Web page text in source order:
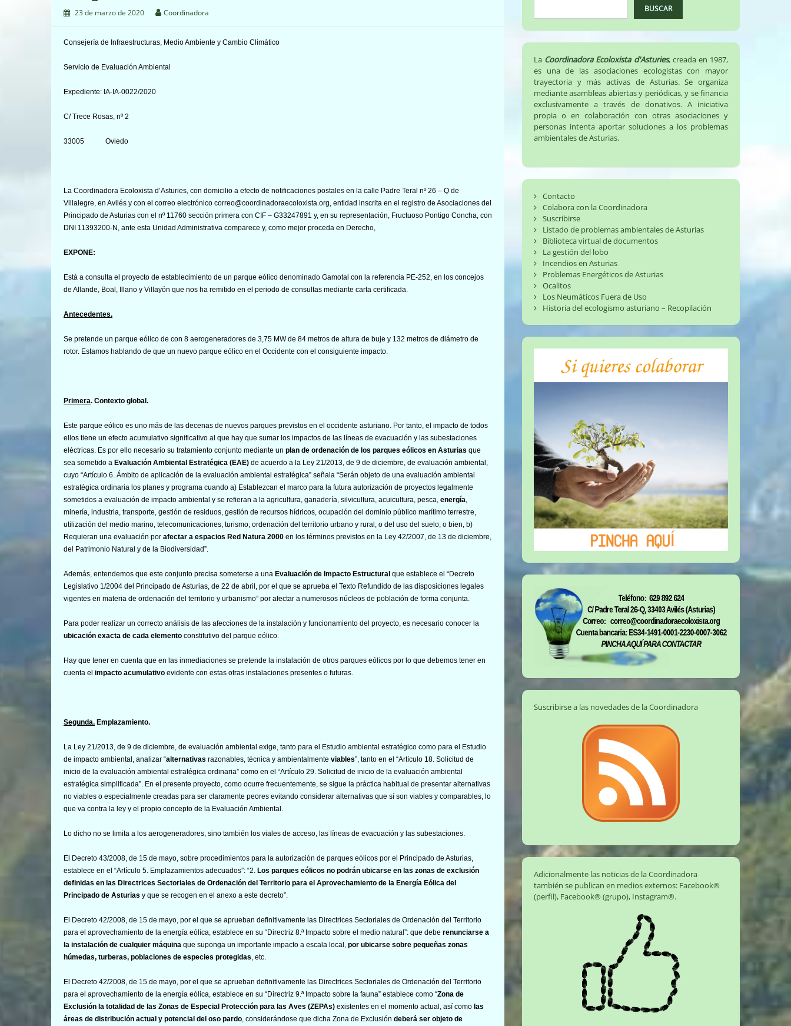
23 de marzo de 2020 Coordinadora
Consejería de Infraestructuras, Medio Ambiente y Cambio Climático
Servicio de Evaluación Ambiental
Expediente: IA-IA-0022/2020
C/ Trece Rosas, nº 2
33005 Oviedo
La Coordinadora Ecoloxista d’Asturies, con domicilio a efecto de notificaciones postales en la calle Padre Teral nº 26 – Q de
Villalegre, en Avilés y con el correo electrónico correo@coordinadoraecoloxista.org, entidad inscrita en el registro de Asociaciones del
Principado de Asturias con el nº 11760 sección primera con CIF – G33247891 y, en su representación, Fructuoso Pontigo Concha, con
DNI 11393200-N, ante esta Unidad Administrativa comparece y, como mejor proceda en Derecho,
EXPONE:
Está a consulta el proyecto de establecimiento de un parque eólico denominado Gamotal con la referencia PE-252, en los concejos
de Allande, Boal, Illano y Villayón que nos ha remitido en el periodo de consultas mediante carta certificada.
Antecedentes.
Se pretende un parque eólico de con 8 aerogeneradores de 3,75 MW de 84 metros de altura de buje y 132 metros de diámetro de
rotor. Estamos hablando de que un nuevo parque eólico en el Occidente con el consiguiente impacto.
Primera. Contexto global.
Este parque eólico es uno más de las decenas de nuevos parques previstos en el occidente asturiano. Por tanto, el impacto de todos
ellos tiene un efecto acumulativo significativo al que hay que sumar los impactos de las líneas de evacuación y las subestaciones
eléctricas. Es por ello necesario su tratamiento conjunto mediante un plan de ordenación de los parques eólicos en Asturias que
sea sometido a Evaluación Ambiental Estratégica (EAE) de acuerdo a la Ley 21/2013, de 9 de diciembre, de evaluación ambiental,
cuyo “Artículo 6. Ámbito de aplicación de la evaluación ambiental estratégica” señala “Serán objeto de una evaluación ambiental
estratégica ordinaria los planes y programa cuando a) Establezcan el marco para la futura autorización de proyectos legalmente
sometidos a evaluación de impacto ambiental y se refieran a la agricultura, ganadería, silvicultura, acuicultura, pesca, energía,
minería, industria, transporte, gestión de residuos, gestión de recursos hídricos, ocupación del dominio público marítimo terrestre,
utilización del medio marino, telecomunicaciones, turismo, ordenación del territorio urbano y rural, o del uso del suelo; o bien, b)
Requieran una evaluación por afectar a espacios Red Natura 2000 en los términos previstos en la Ley 42/2007, de 13 de diciembre,
del Patrimonio Natural y de la Biodiversidad”.
Además, entendemos que este conjunto precisa someterse a una Evaluación de Impacto Estructural que establece el “Decreto
Legislativo 1/2004 del Principado de Asturias, de 22 de abril, por el que se aprueba el Texto Refundido de las disposiciones legales
vigentes en materia de ordenación del territorio y urbanismo” por afectar a numerosos núcleos de población de forma conjunta.
Para poder realizar un correcto análisis de las afecciones de la instalación y funcionamiento del proyecto, es necesario conocer la
ubicación exacta de cada elemento constitutivo del parque eólico.
Hay que tener en cuenta que en las inmediaciones se pretende la instalación de otros parques eólicos por lo que debemos tener en
cuenta el impacto acumulativo evidente con estas otras instalaciones presentes o futuras.
Segunda. Emplazamiento.
La Ley 21/2013, de 9 de diciembre, de evaluación ambiental exige, tanto para el Estudio ambiental estratégico como para el Estudio
de impacto ambiental, analizar “alternativas razonables, técnica y ambientalmente viables”, tanto en el “Artículo 18. Solicitud de
inicio de la evaluación ambiental estratégica ordinaria” como en el “Artículo 29. Solicitud de inicio de la evaluación ambiental
estratégica simplificada”. En el presente proyecto, como ocurre frecuentemente, se sigue la práctica habitual de presentar alternativas
no viables o especialmente creadas para ser claramente peores evitando considerar alternativas que sí son viables y comparables, lo
que va contra la ley y el propio concepto de la Evaluación Ambiental.
Lo dicho no se limita a los aerogeneradores, sino también los viales de acceso, las líneas de evacuación y las subestaciones.
El Decreto 43/2008, de 15 de mayo, sobre procedimientos para la autorización de parques eólicos por el Principado de Asturias,
establece en el “Artículo 5. Emplazamientos adecuados”: “2. Los parques eólicos no podrán ubicarse en las zonas de exclusión
definidas en las Directrices Sectoriales de Ordenación del Territorio para el Aprovechamiento de la Energía Eólica del
Principado de Asturias y que se recogen en el anexo a este decreto”.
El Decreto 42/2008, de 15 de mayo, por el que se aprueban definitivamente las Directrices Sectoriales de Ordenación del Territorio
para el aprovechamiento de la energía eólica, establece en su “Directriz 8.ª Impacto sobre el medio natural”: que debe renunciarse a
la instalación de cualquier máquina que suponga un importante impacto a escala local, por ubicarse sobre pequeñas zonas
húmedas, turberas, poblaciones de especies protegidas, etc.
El Decreto 42/2008, de 15 de mayo, por el que se aprueban definitivamente las Directrices Sectoriales de Ordenación del Territorio
para el aprovechamiento de la energía eólica, establece en su “Directriz 9.ª Impacto sobre la fauna” establece como “Zona de
Exclusión la totalidad de las Zonas de Especial Protección para las Aves (ZEPAs) existentes en el momento actual, así como las
áreas de distribución actual y potencial del oso pardo, considerándose que dicha Zona de Exclusión deberá ser objeto de
BUSCAR
La Coordinadora Ecoloxista d'Asturies, creada en 1987,
es una de las asociaciones ecologistas con mayor
trayectoria y más activas de Asturias. Se organiza
mediante asambleas abiertas y periódicas, y se financia
exclusivamente a través de donativos. A iniciativa
propia o en colaboración con otras asociaciones y
personas intenta aportar soluciones a los problemas
ambientales de Asturias.
Contacto
Colabora con la Coordinadora
Suscribirse
Listado de problemas ambientales de Asturias
Biblioteca virtual de documentos
La gestión del lobo
Incendios en Asturias
Problemas Energéticos de Asturias
Ocalitos
Los Neumáticos Fuera de Uso
Historia del ecologismo asturiano – Recopilación
Suscribirse a las novedades de la Coordinadora
Adicionalmente las noticias de la Coordinadora
también se publican en medios externos: Facebook®
(perfil), Facebook® (grupo), Instagram®.